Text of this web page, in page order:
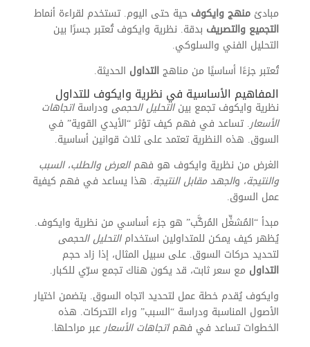
مبادئ منهج وايكوف حية حتى اليوم. تستخدم لقراءة أنماط
التجميع والتصريف بدقة. نظرية وايكوف تُعتبر جسرًا بين
التحليل الفني والسلوكي.
تُعتبر جزءًا أساسيًا من مناهجالتداول الحديثة.
المفاهيم الأساسية في نظرية وايكوف للتداول
نظرية وايكوف تجمع بينالتحليل الحجمىودراسةاتجاهات
الأسعار. تساعد في فهم كيف تؤثر “الأيدي القوية” في
السوق. هذه النظرية تعتمد على ثلاث قوانين أساسية.
الغرض من نظرية وايكوف هو فهمالعرض والطلب،السبب
والنتيجة، والجهد مقابل النتيجة. هذا يساعد في فهم كيفية
عمل السوق.
مبدأ “المُشغِّل المُركَّب” هو جزء أساسي من نظرية وايكوف.
يُظهر كيف يمكن للمتداولين استخدامالتحليل الحجمى
لتحديد حركات السوق. على سبيل المثال، إذا زاد حجم
التداول مع سعر ثابت، قد يكون هناك تجمع سرّي للكبار.
وايكوف يُقدم خطة عمل لتحديد اتجاه السوق. يتضمن اختيار
الأصول المناسبة ودراسة “السبب” وراء التحركات. هذه
الخطوات تساعد في فهماتجاهات الأسعارعبر مراحلها.